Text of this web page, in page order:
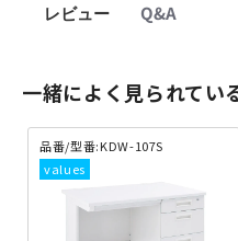
レビュー Q&A
一緒によく見られてい
品番/型番:KDW-107S